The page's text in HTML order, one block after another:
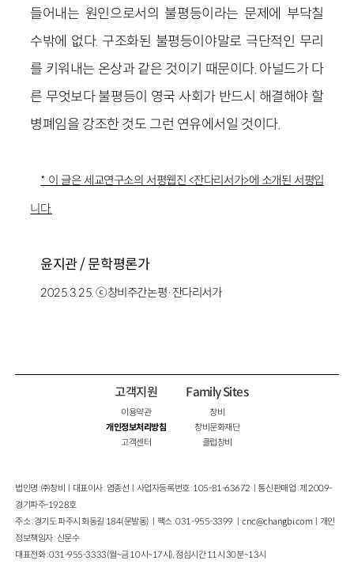
들어내는 원인으로서의 불평등이라는 문제에 부닥칠
수밖에 없다. 구조화된 불평등이야말로 극단적인 무리
를 키워내는 온상과 같은 것이기 때문이다. 아널드가 다
른 무엇보다 불평등이 영국 사회가 반드시 해결해야 할
병폐임을 강조한 것도 그런 연유에서일 것이다.
* 이 글은 세교연구소의 서평웹진 <잔다리서가>에 소개된 서평입
니다.
윤지관 /문학평론가
2025.3.25. ⓒ창비주간논평·잔다리서가
고객지원
이용약관
개인정보처리방침
고객센터
Family Sites
창비
창비문화재단
클럽창비
법인명 : ㈜창비ㅣ대표이사 : 염종선ㅣ사업자등록번호 : 105-81-63672ㅣ통신판매업 : 제 2009-
경기파주-1928호
주소 : 경기도 파주시 회동길 184(문발동)ㅣ팩스 : 031-955-3399 ㅣcnc@changbi.com ㅣ개인
정보책임자 : 신문수
대표전화 : 031-955-3333(월~금 10시~17시), 점심시간 11시 30분~13시